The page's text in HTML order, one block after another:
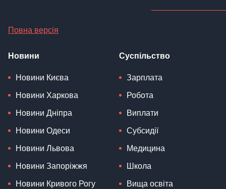
Повна версія
Новини
Новини Києва
Новини Харкова
Новини Дніпра
Новини Одеси
Новини Львова
Новини Запоріжжя
Новини Кривого Рогу
Суспільство
Зарплата
Робота
Виплати
Субсидії
Медицина
Школа
Вища освіта